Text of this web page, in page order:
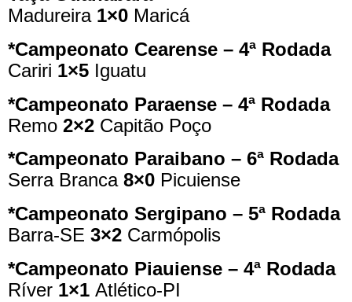
Madureira 1×0 Maricá
*Campeonato Cearense – 4ª Rodada
Cariri 1×5 Iguatu
*Campeonato Paraense – 4ª Rodada
Remo 2×2 Capitão Poço
*Campeonato Paraibano – 6ª Rodada
Serra Branca 8×0 Picuiense
*Campeonato Sergipano – 5ª Rodada
Barra-SE 3×2 Carmópolis
*Campeonato Piauiense – 4ª Rodada
Ríver 1×1 Atlético-PI